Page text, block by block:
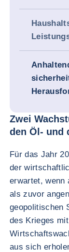
Zwei
den Öl- und
Für das Jahr
der
erwartet, wenn
als zuvor
geopolitischen
des Krieges
aus sich